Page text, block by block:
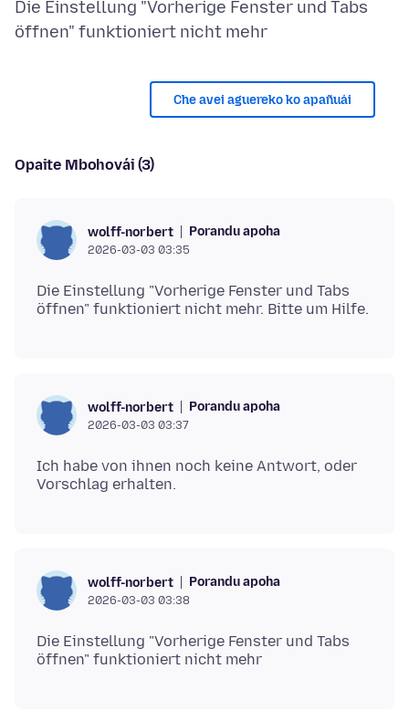
Die Einstellung "Vorherige Fenster und Tabs
Che avei aguereko ko apañuái
Opaite Mbohovái (3)
wolff-norbert Porandu apoha
2026-03-03 03:35
Die Einstellung "Vorherige Fenster und Tabs
wolff-norbert Porandu apoha
2026-03-03 03:37
Ich habe von ihnen noch keine Antwort, oder
wolff-norbert Porandu apoha
2026-03-03 03:38
Die Einstellung "Vorherige Fenster und Tabs